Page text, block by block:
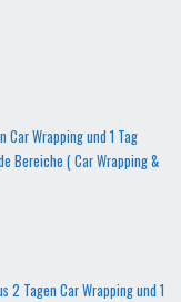
Wrapping und 1 Tag
Bereiche ( Car Wrapping &
Tagen Car Wrapping und 1